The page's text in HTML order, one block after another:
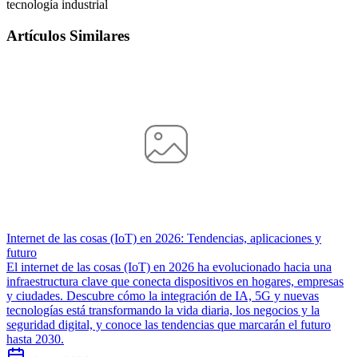
tecnología industrial
Artículos Similares
Internet de las cosas (IoT) en 2026: Tendencias, aplicaciones y
futuro
El internet de las cosas (IoT) en 2026 ha evolucionado hacia una
infraestructura clave que conecta dispositivos en hogares, empresas
y ciudades. Descubre cómo la integración de IA, 5G y nuevas
tecnologías está transformando la vida diaria, los negocios y la
seguridad digital, y conoce las tendencias que marcarán el futuro
hasta 2030.